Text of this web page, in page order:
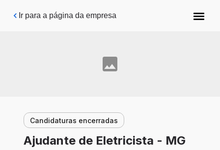
Pular para o conteúdo principal
Ir para a página da empresa
Candidaturas encerradas
Ajudante de Eletricista - MG